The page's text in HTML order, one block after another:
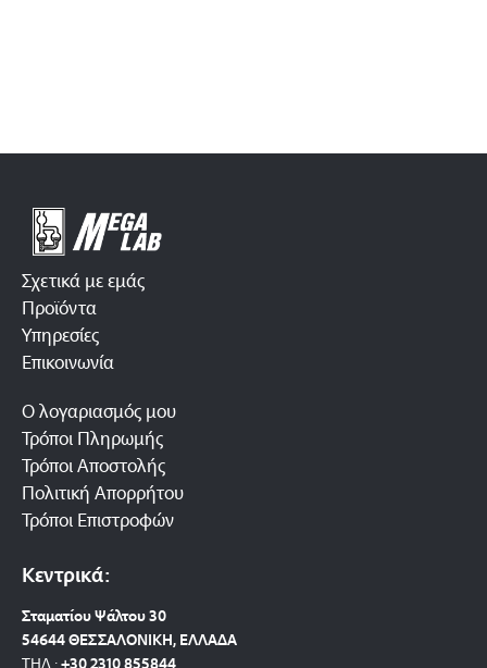
Σχετικά με εμάς
Προϊόντα
Υπηρεσίες
Επικοινωνία
Ο λογαριασμός μου
Τρόποι Πληρωμής
Τρόποι Αποστολής
Πολιτική Απορρήτου
Τρόποι Επιστροφών
Κεντρικά:
Σταματίου Ψάλτου 30
54644 ΘΕΣΣΑΛΟΝΙΚΗ, ΕΛΛΑΔΑ
ΤΗΛ.:+30 2310 855844